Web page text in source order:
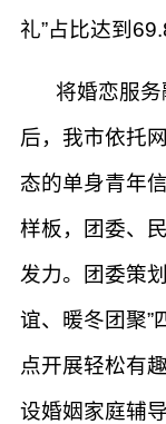
礼”占比达到
将婚恋服
后，我市依托
态的单身青年
样板，团委、
发力。团委策
谊、暖冬团聚”
点开展轻松有
设婚姻家庭辅